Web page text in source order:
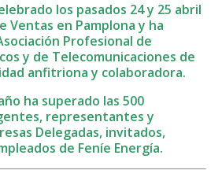
los pasados 24 y 25 abril
Ventas en Pamplona y ha
Profesional de
y de Telecomunicaciones de
anfitriona y colaboradora.
ha superado las 500
representantes y
Delegadas, invitados,
de Feníe Energía.